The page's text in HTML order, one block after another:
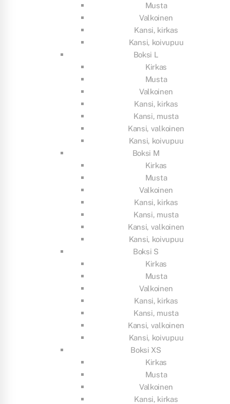
Musta
Valkoinen
Kansi, kirkas
Kansi, koivupuu
Boksi L
Kirkas
Musta
Valkoinen
Kansi, kirkas
Kansi, musta
Kansi, valkoinen
Kansi, koivupuu
Boksi M
Kirkas
Musta
Valkoinen
Kansi, kirkas
Kansi, musta
Kansi, valkoinen
Kansi, koivupuu
Boksi S
Kirkas
Musta
Valkoinen
Kansi, kirkas
Kansi, musta
Kansi, valkoinen
Kansi, koivupuu
Boksi XS
Kirkas
Musta
Valkoinen
Kansi, kirkas